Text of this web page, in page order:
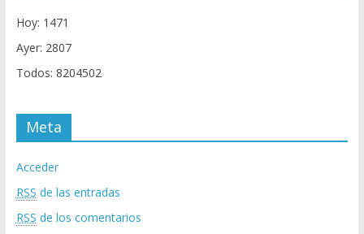
Hoy: 1471
Ayer: 2807
Todos: 8204502
Meta
Acceder
RSS de las entradas
RSS de los comentarios